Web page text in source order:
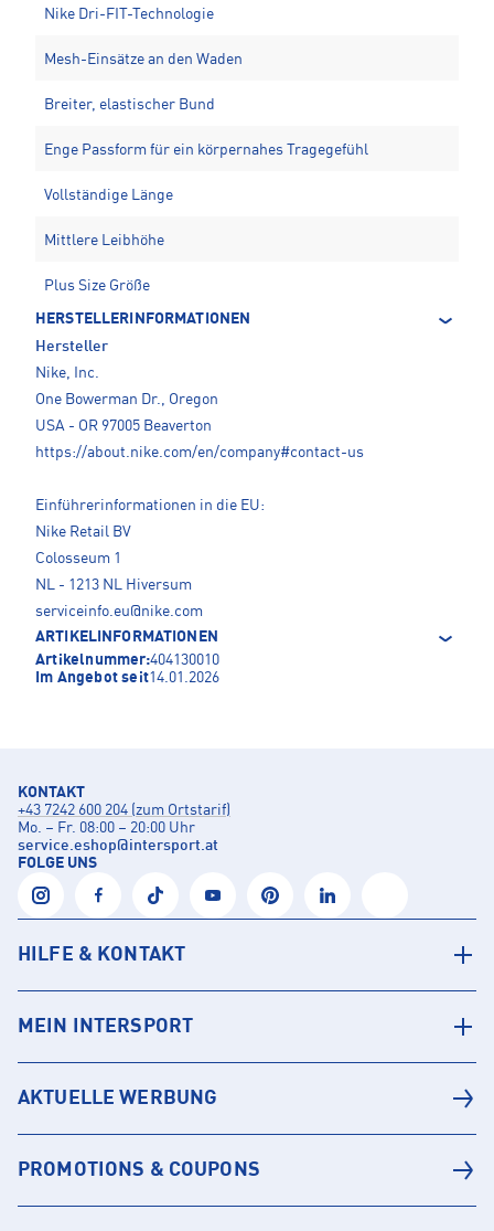
Nike Dri-FIT-Technologie
Mesh-Einsätze an den Waden
Breiter, elastischer Bund
Enge Passform für ein körpernahes Tragegefühl
Vollständige Länge
Mittlere Leibhöhe
Plus Size Größe
HERSTELLERINFORMATIONEN
Hersteller
Nike, Inc.
One Bowerman Dr., Oregon
USA - OR 97005 Beaverton
https://about.nike.com/en/company#contact-us
Einführerinformationen in die EU:
Nike Retail BV
Colosseum 1
NL - 1213 NL Hiversum
serviceinfo.eu@nike.com
ARTIKELINFORMATIONEN
Artikelnummer:404130010
Im Angebot seit14.01.2026
KONTAKT
+43 7242 600 204 (zum Ortstarif)
Mo. – Fr. 08:00 – 20:00 Uhr
service.eshop@intersport.at
FOLGE UNS
HILFE & KONTAKT
MEIN INTERSPORT
AKTUELLE WERBUNG
PROMOTIONS & COUPONS